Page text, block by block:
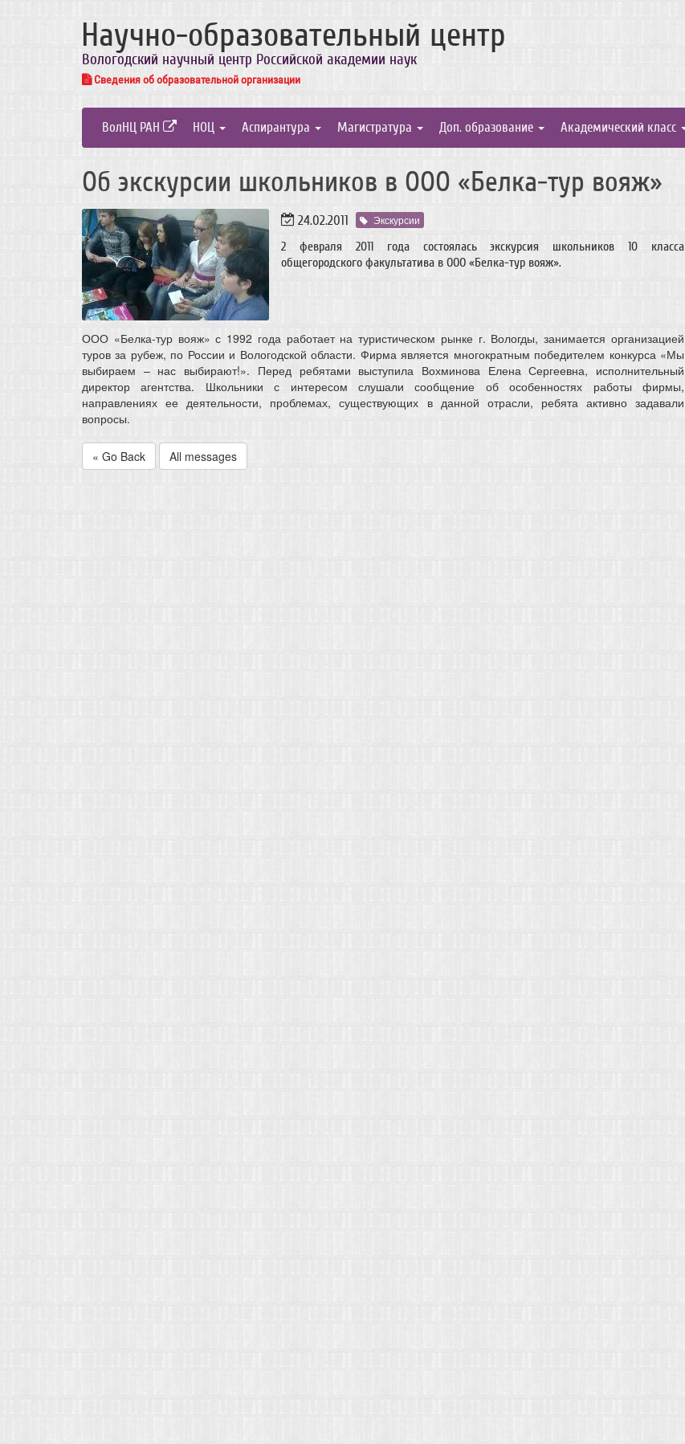
Научно-образовательный центр
Вологодский научный центр Российской академии наук
Сведения об образовательной организации
ВолНЦ РАН НОЦ Аспирантура Магистратура Доп. образование Академический класс
Об экскурсии школьников в ООО «Белка-тур вояж»
24.02.2011 Экскурсии
2 февраля 2011 года состоялась экскурсия школьников 10 класса
общегородского факультатива в ООО «Белка-тур вояж».
ООО «Белка-тур вояж» с 1992 года работает на туристическом рынке г. Вологды, занимается организацией
туров за рубеж, по России и Вологодской области. Фирма является многократным победителем конкурса «Мы
выбираем – нас выбирают!». Перед ребятами выступила Вохминова Елена Сергеевна, исполнительный
директор агентства. Школьники с интересом слушали сообщение об особенностях работы фирмы,
направлениях ее деятельности, проблемах, существующих в данной отрасли, ребята активно задавали
вопросы.
« Go Back All messages